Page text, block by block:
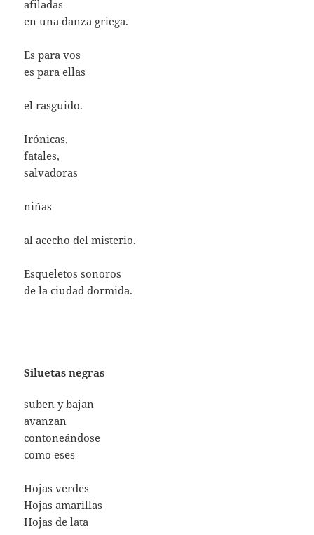
afiladas
en una danza griega.
Es para vos
es para ellas
el rasguido.
Irónicas,
fatales,
salvadoras
niñas
al acecho del misterio.
Esqueletos sonoros
de la ciudad dormida.
Siluetas negras
suben y bajan
avanzan
contoneándose
como eses
Hojas verdes
Hojas amarillas
Hojas de lata